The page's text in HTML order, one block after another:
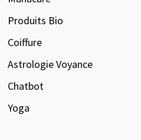
Produits Bio
Coiffure
Astrologie Voyance
Chatbot
Yoga